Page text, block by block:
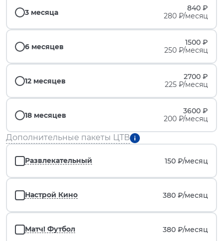
3 месяца
840 ₽
280 ₽/месяц
6 месяцев
1500 ₽
250 ₽/месяц
12 месяцев
2700 ₽
225 ₽/месяц
18 месяцев
3600 ₽
200 ₽/месяц
Дополнительные пакеты ЦТВ
Развлекательный 150 ₽/месяц
Настрой Кино 380 ₽/месяц
Матч! Футбол 380 ₽/месяц